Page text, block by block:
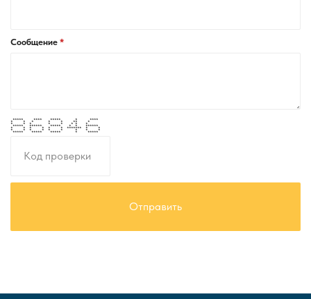
Сообщение
***** **** ***** * ****
* * * * * ** *
* * * * * * * *
***** ****** ***** * * ******
* * * * * * ******* * *
* * * * * * * * *
***** ***** ***** * *****